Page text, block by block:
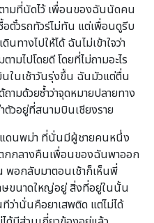
ามที่นัดไว้ เพื่อนของฉันนัดคน
ตั๋วรถทัวร์ไม่ทัน แต่เพื่อนดูรีบ
ทางไปให้ได้ ฉันไม่เข้าใจว่า
มไปโดยดี โดยที่ไม่ถามอะไร
นในเช้าวันรุ่งขึ้น ฉันมัวแต่ตื่น
ามด้วยซ้ำว่าจุดหมายปลายทาง
ตัวอยู่ที่สนามบินเชียงราย
แดนพม่า ที่นั่นมีผู้ชายคนหนึ่ง
ตกกลางคืนเพื่อนของฉันพาออก
พอกลับมาตอนเช้าก็เห็นพี่
ษขนาดใหญ่อยู่ สิ่งที่อยู่ในนั้น
านั่นคือยาเสพติด แต่ไม่ได้